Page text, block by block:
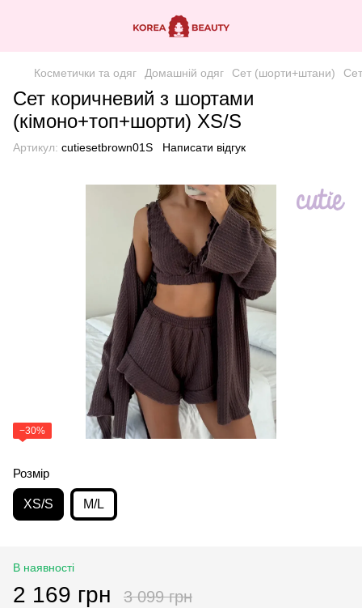
Косметички та одяг Домашній одяг Сет (шорти+штани)
Сет коричневий з шортами
(кімоно+топ+шорти) XS/S
Артикул: cutiesetbrown01S Написати відгук
−30%
Розмір
XS/S M/L
В наявності
2 169 грн 3 099 грн